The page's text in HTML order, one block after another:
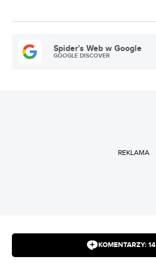
Spider's Web w Google
GOOGLE DISCOVER
REKLAMA
KOMENTARZY: 14